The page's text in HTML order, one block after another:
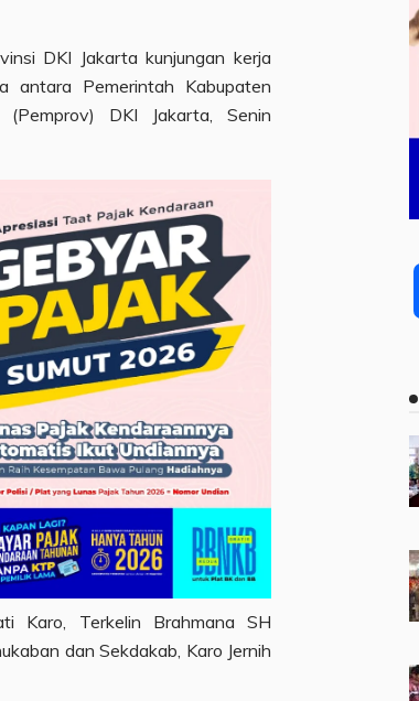
DKI Jakarta kunjungan kerja
antara Pemerintah Kabupaten
DKI Jakarta, Senin
Karo, Terkelin Brahmana SH
dan Sekdakab, Karo Jernih